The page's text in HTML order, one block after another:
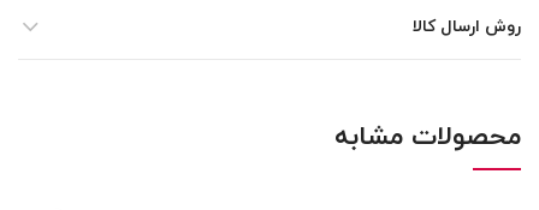
روش ارسال کالا
محصولات مشابه